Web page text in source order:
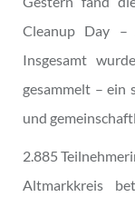
Cleanup Day –
Insgesamt
gesammelt – ein
und
2.885
Altmarkkreis